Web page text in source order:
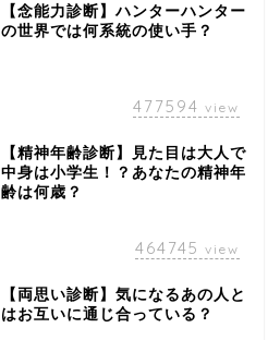
【念能力診断】ハンターハンター
の世界では何系統の使い手？
477594 view
【精神年齢診断】見た目は大人で
中身は小学生！？あなたの精神年
齢は何歳？
464745 view
【両思い診断】気になるあの人と
はお互いに通じ合っている？